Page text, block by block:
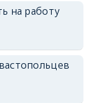
на работу